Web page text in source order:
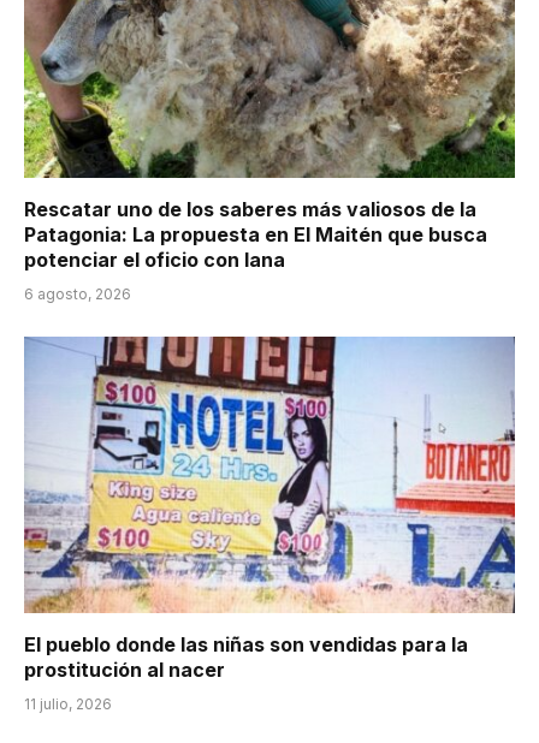
Rescatar uno de los saberes más valiosos de la
Patagonia: La propuesta en El Maitén que busca
potenciar el oficio con lana
6 agosto, 2026
El pueblo donde las niñas son vendidas para la
prostitución al nacer
11 julio, 2026